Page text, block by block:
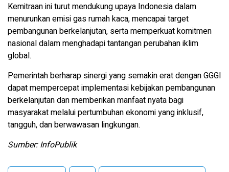
Kemitraan ini turut mendukung upaya Indonesia dalam
menurunkan emisi gas rumah kaca, mencapai target
pembangunan berkelanjutan, serta memperkuat komitmen
nasional dalam menghadapi tantangan perubahan iklim
global.
Pemerintah berharap sinergi yang semakin erat dengan GGGI
dapat mempercepat implementasi kebijakan pembangunan
berkelanjutan dan memberikan manfaat nyata bagi
masyarakat melalui pertumbuhan ekonomi yang inklusif,
tangguh, dan berwawasan lingkungan.
Sumber: InfoPublik